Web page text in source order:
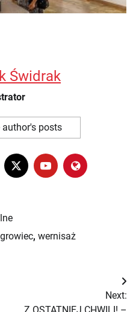
Świdrak
author's posts
, wernisaż
Next: